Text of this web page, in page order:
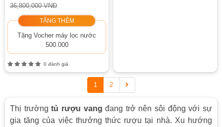
36,800,000 VNĐ
TẶNG THÊM
Tặng Vocher máy lọc nước
500.000
0 đánh giá
1 2
Thị trườngtủ rượu vang đang trở nên sôi động với sự
gia tăng của việc thưởng thức rượu tại nhà. Xu hướng